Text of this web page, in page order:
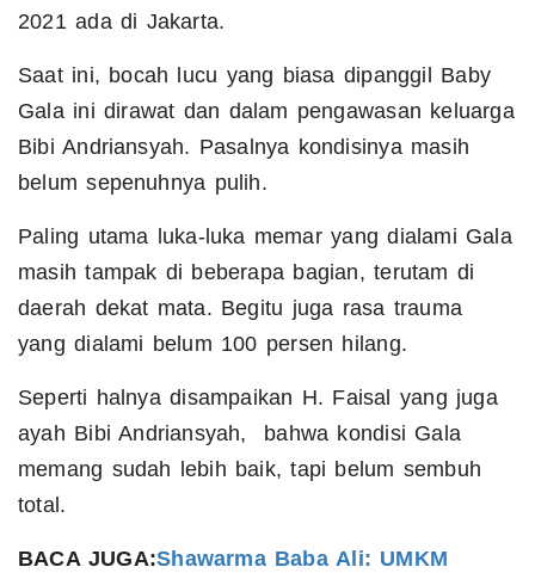
2021 ada di Jakarta.
Saat ini, bocah lucu yang biasa dipanggil Baby
Gala ini dirawat dan dalam pengawasan keluarga
Bibi Andriansyah. Pasalnya kondisinya masih
belum sepenuhnya pulih.
Paling utama luka-luka memar yang dialami Gala
masih tampak di beberapa bagian, terutam di
daerah dekat mata. Begitu juga rasa trauma
yang dialami belum 100 persen hilang.
Seperti halnya disampaikan H. Faisal yang juga
ayah Bibi Andriansyah, bahwa kondisi Gala
memang sudah lebih baik, tapi belum sembuh
total.
BACA JUGA:Shawarma Baba Ali: UMKM